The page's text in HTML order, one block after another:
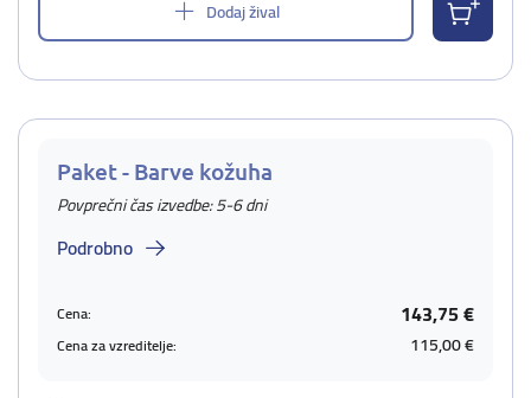
Dodaj žival
Paket - Barve kožuha
Povprečni čas izvedbe: 5-6 dni
Podrobno
Cena: 143,75 €
Cena za vzreditelje: 115,00 €